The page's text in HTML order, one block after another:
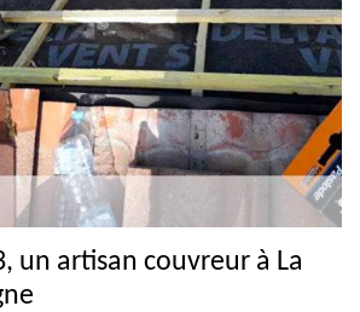
un artisan couvreur à La